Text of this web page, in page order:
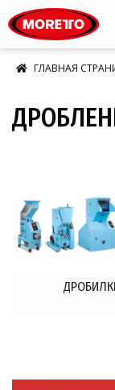
ГЛАВНАЯ